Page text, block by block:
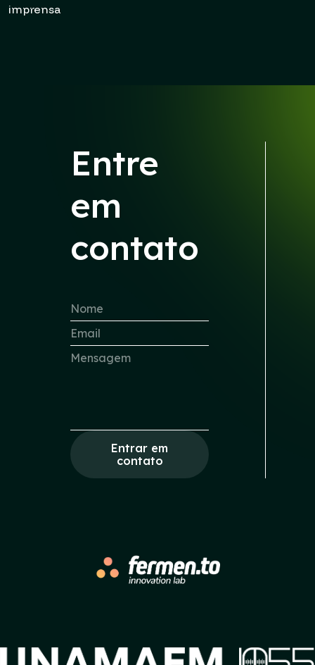
imprensa
Entre
em
contato
Entrar em
contato